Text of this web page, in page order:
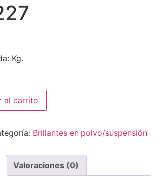
Kg.
al carrito
Brillantes en polvo/suspensión
Valoraciones (0)